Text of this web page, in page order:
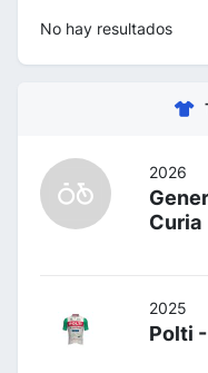
No hay resultados
2026
Curia
2025
Polti